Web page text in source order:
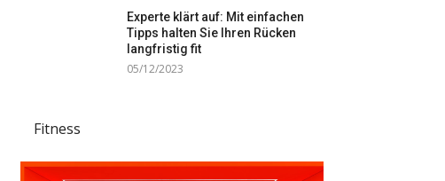
Experte klärt auf: Mit einfachen
Tipps halten Sie Ihren Rücken
langfristig fit
05/12/2023
Fitness